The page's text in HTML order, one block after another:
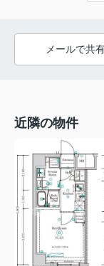
メールで共
近隣の物件